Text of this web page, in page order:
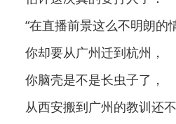
“在直播前景这么不明朗的
你却要从广州迁到杭州，
你脑壳是不是长虫子了，
从西安搬到广州的教训还